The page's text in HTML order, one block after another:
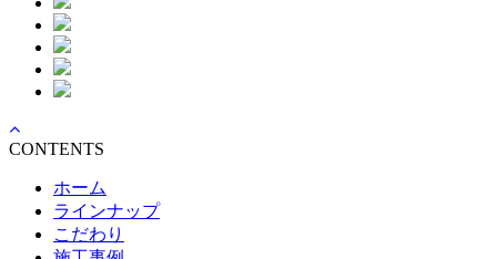
CONTENTS
ホーム
ラインナップ
こだわり